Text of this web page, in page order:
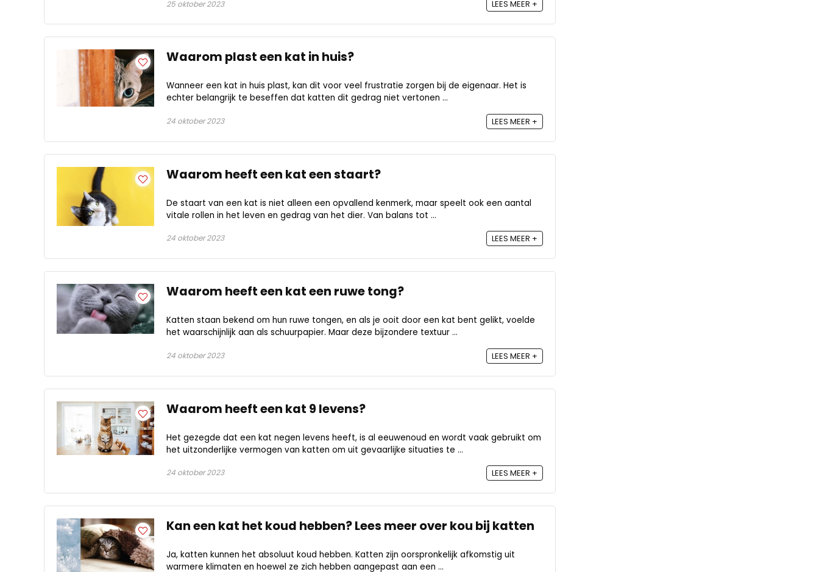
25 oktober 2023 LEES MEER +
Waarom plast een kat in huis?
Wanneer een kat in huis plast, kan dit voor veel frustratie zorgen bij de eigenaar. Het is
echter belangrijk te beseffen dat katten dit gedrag niet vertonen ...
24 oktober 2023 LEES MEER +
Waarom heeft een kat een staart?
De staart van een kat is niet alleen een opvallend kenmerk, maar speelt ook een aantal
vitale rollen in het leven en gedrag van het dier. Van balans tot ...
24 oktober 2023 LEES MEER +
Waarom heeft een kat een ruwe tong?
Katten staan bekend om hun ruwe tongen, en als je ooit door een kat bent gelikt, voelde
het waarschijnlijk aan als schuurpapier. Maar deze bijzondere textuur ...
24 oktober 2023 LEES MEER +
Waarom heeft een kat 9 levens?
Het gezegde dat een kat negen levens heeft, is al eeuwenoud en wordt vaak gebruikt om
het uitzonderlijke vermogen van katten om uit gevaarlijke situaties te ...
24 oktober 2023 LEES MEER +
Kan een kat het koud hebben? Lees meer over kou bij katten
Ja, katten kunnen het absoluut koud hebben. Katten zijn oorspronkelijk afkomstig uit
warmere klimaten en hoewel ze zich hebben aangepast aan een ...